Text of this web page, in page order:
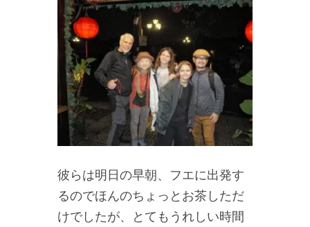
彼らは明日の早朝、フエに出発す
るのでほんのちょっとお茶しただ
けでしたが、とてもうれしい時間